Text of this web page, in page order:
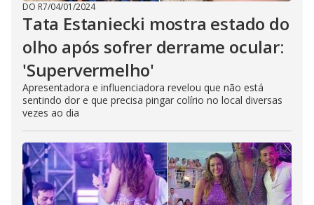
DO R7/04/01/2024
Tata Estaniecki mostra estado do
olho após sofrer derrame ocular:
'Supervermelho'
Apresentadora e influenciadora revelou que não está
sentindo dor e que precisa pingar colírio no local diversas
vezes ao dia